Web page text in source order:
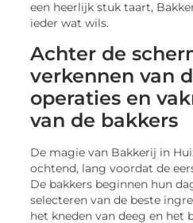
een heerlijk stuk taart,
ieder wat wils.
Achter de
verkennen van
operaties en
van de bakkers
De magie van Bakkerij in
ochtend, lang voordat de
De bakkers beginnen hun
selecteren van de beste
het kneden van deeg en het